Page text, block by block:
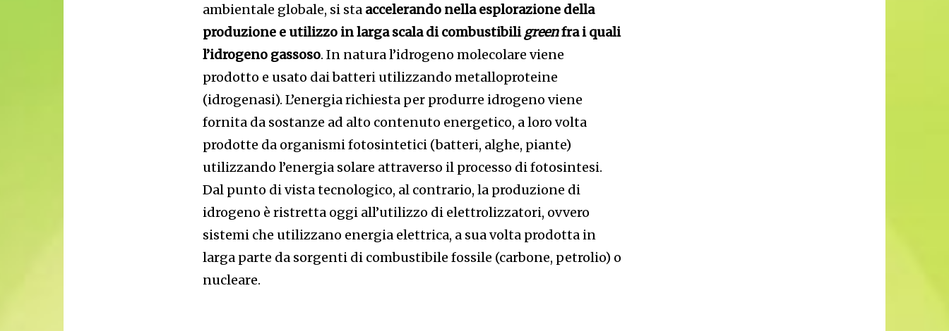
ambientale globale, si sta accelerando nella esplorazione della
produzione e utilizzo in larga scala di combustibiligreenfra i quali
l’idrogeno gassoso. In natura l’idrogeno molecolare viene
prodotto e usato dai batteri utilizzando metalloproteine
(idrogenasi). L’energia richiesta per produrre idrogeno viene
fornita da sostanze ad alto contenuto energetico, a loro volta
prodotte da organismi fotosintetici (batteri, alghe, piante)
utilizzando l’energia solare attraverso il processo di fotosintesi.
Dal punto di vista tecnologico, al contrario, la produzione di
idrogeno è ristretta oggi all’utilizzo di elettrolizzatori, ovvero
sistemi che utilizzano energia elettrica, a sua volta prodotta in
larga parte da sorgenti di combustibile fossile (carbone, petrolio) o
nucleare.